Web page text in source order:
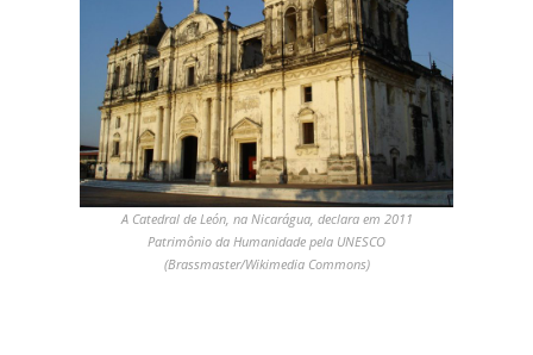
A Catedral de León, na Nicarágua, declara em 2011
Patrimônio da Humanidade pela UNESCO
(Brassmaster/Wikimedia Commons)